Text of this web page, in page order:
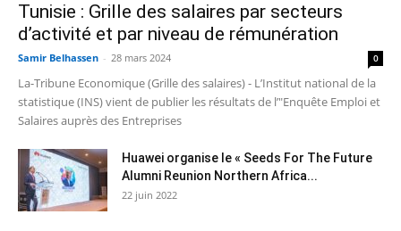
Tunisie : Grille des salaires par secteurs
d’activité et par niveau de rémunération
Samir Belhassen - 28 mars 2024 0
La-Tribune Economique (Grille des salaires) - L’Institut national de la
statistique (INS) vient de publier les résultats de l’"Enquête Emploi et
Salaires auprès des Entreprises
Huawei organise le « Seeds For The Future
Alumni Reunion Northern Africa...
22 juin 2022